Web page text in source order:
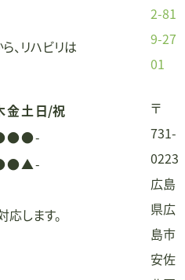
、リハビリは
金土日/祝
●●-
●▲-
します。
2-81
9-27
01
〒
731-
0223
広島
県広
島市
安佐